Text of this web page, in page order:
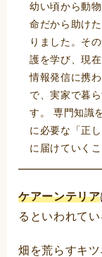
幼い頃から動
命だから助け
りました。そ
護を学び、現
情報発信に携
で、実家で暮
す。 専門知識
に必要な「正
に届けていく
ケアーンテリア
るといわれてい
畑を荒らすキ